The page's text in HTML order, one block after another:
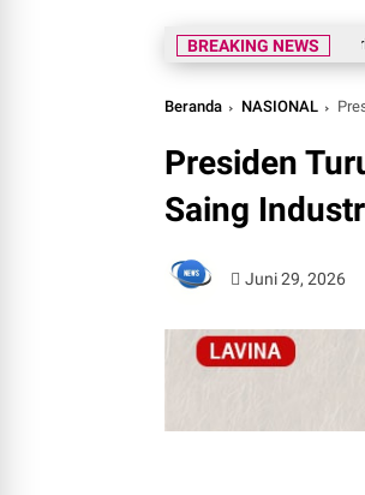
BREAKING NEWS
Legislator Gerindra
Beranda NASIONAL
Presiden
Saing
Juni 29, 2026